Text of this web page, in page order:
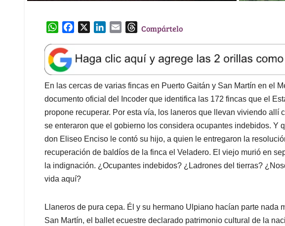
W
a
t
s
A
p
p
e
b
o
o
k
k
e
d
n
l
T
e
a
d
s
Compártelo
En las cercas de varias fincas en Puerto Gaitán y San Martín en el
documento oficial del Incoder que identifica las 172 fincas que el
propone recuperar. Por esta vía, los laneros que llevan viviendo allí
se enteraron que el gobierno los considera ocupantes indebidos. Y
don Eliseo Enciso le contó su hijo, a quien le entregaron la
recuperación de baldíos de la finca el Veladero. El viejo murió en
la indignación. ¿Ocupantes indebidos? ¿Ladrones del tierras?
vida aquí?
Llaneros de pura cepa. Él y su hermano Ulpiano hacían parte nada
San Martín, el ballet ecuestre declarado patrimonio cultural de la